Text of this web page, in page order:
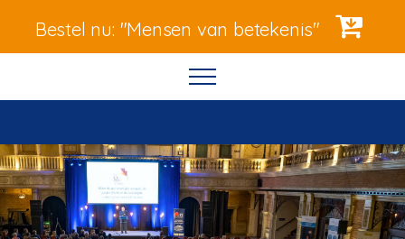
Bestel nu: "Mensen van betekenis"